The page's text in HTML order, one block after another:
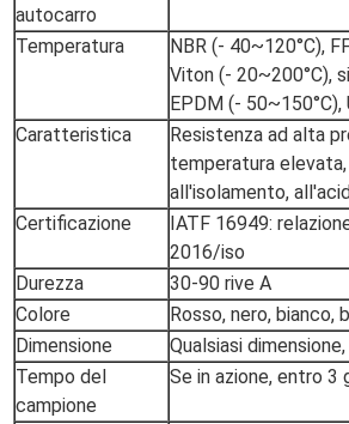
autocarro
Temperatura
NBR (- 40~120°C),
Viton (- 20~200°C),
EPDM (-
Caratteristica
Resistenza ad alta
temperatura
all'isolamento,
Certificazione
IATF 16949:
2016/iso
Durezza
30-90 rive A
Colore
Rosso, nero, bianco,
Dimensione
Qualsiasi
Tempo del
campione
Se in azione, entro 3